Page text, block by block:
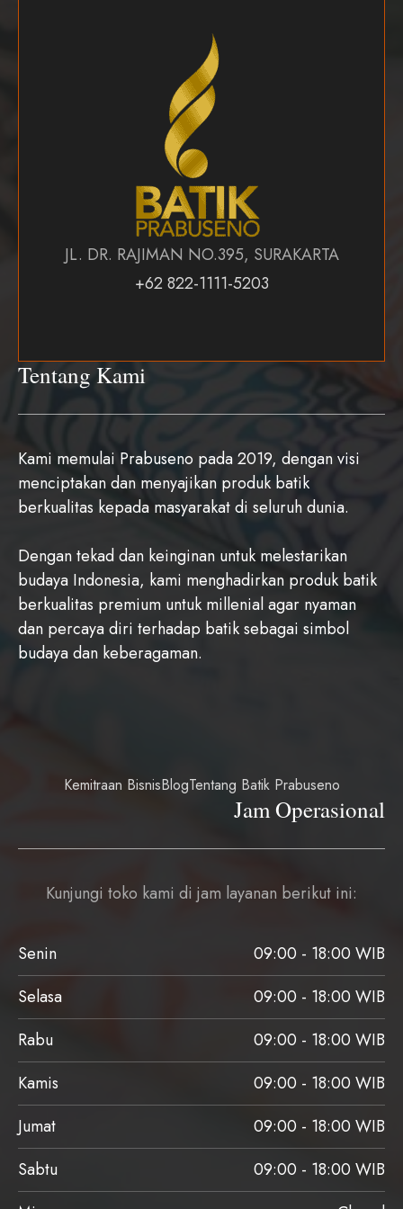
Tentang Kami
Kami memulai Prabuseno pada 2019, dengan visi
menciptakan dan menyajikan produk batik
berkualitas kepada masyarakat di seluruh dunia.
Dengan tekad dan keinginan untuk melestarikan
budaya Indonesia, kami menghadirkan produk batik
berkualitas premium untuk millenial agar nyaman
dan percaya diri terhadap batik sebagai simbol
budaya dan keberagaman.
Kemitraan BisnisBlogTentang Batik Prabuseno
JL. DR. RAJIMAN NO.395, SURAKARTA
+62 822-1111-5203
Jam Operasional
Kunjungi toko kami di jam layanan berikut ini:
Senin
09:00 - 18:00 WIB
Selasa
09:00 - 18:00 WIB
Rabu
09:00 - 18:00 WIB
Kamis
09:00 - 18:00 WIB
Jumat
09:00 - 18:00 WIB
Sabtu
09:00 - 18:00 WIB